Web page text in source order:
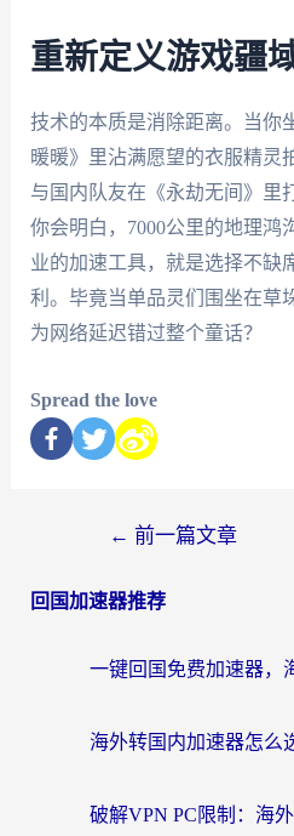
重新定义游戏疆
技术的本质是消除距离。当你
暖暖》里沾满愿望的衣服精灵
与国内队友在《永劫无间》
你会明白，7000公里的地理鸿
业的加速工具，就是选择不缺
利。毕竟当单品灵们围坐在草
为网络延迟错过整个童话？
Spread the love
← 前一篇文章
回国加速器推荐